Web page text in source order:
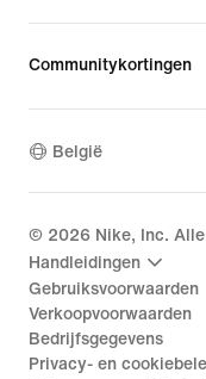
Communitykortingen
België
© 2026 Nike, Inc.
Handleidingen
Gebruiksvoorwaarden
Verkoopvoorwaarden
Bedrijfsgegevens
Privacy- en